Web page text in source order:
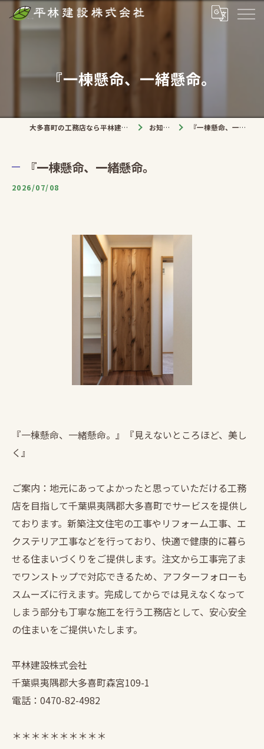
『一棟懸命、一緒懸命。
大多喜町の工務店なら平林建設株式会社 お知らせ 『一棟懸命、一緒懸命。
『一棟懸命、一緒懸命。
2026/07/08
『一棟懸命、一緒懸命。』『見えないところほど、美し
く』
ご案内：地元にあってよかったと思っていただける工務
店を目指して千葉県夷隅郡大多喜町でサービスを提供し
ております。新築注文住宅の工事やリフォーム工事、エ
クステリア工事などを行っており、快適で健康的に暮ら
せる住まいづくりをご提供します。注文から工事完了ま
でワンストップで対応できるため、アフターフォローも
スムーズに行えます。完成してからでは見えなくなって
しまう部分も丁寧な施工を行う工務店として、安心安全
の住まいをご提供いたします。
平林建設株式会社
千葉県夷隅郡大多喜町森宮109-1
電話：0470-82-4982
＊＊＊＊＊＊＊＊＊＊